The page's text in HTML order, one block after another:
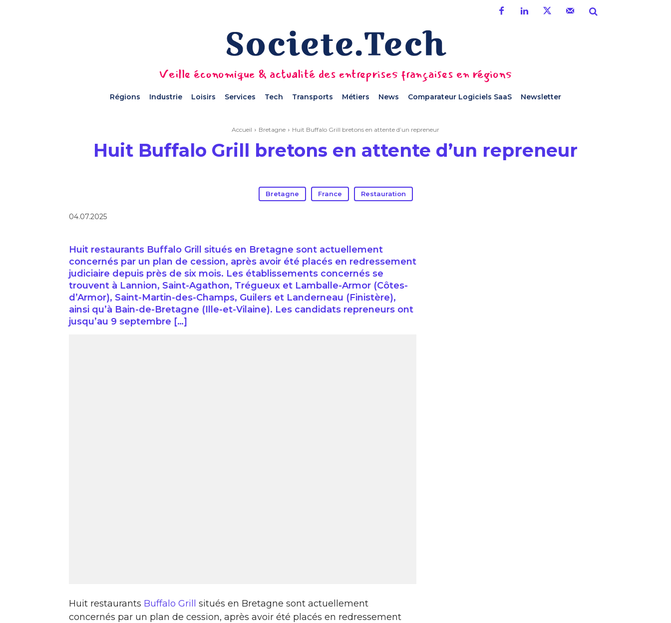
Veille économique & actualité des entreprises françaises en régions
Régions Industrie Loisirs Services Tech Transports Métiers News Comparateur Logiciels SaaS Newsletter
Accueil Bretagne Huit Buffalo Grill bretons en attente d’un repreneur
Huit Buffalo Grill bretons en attente d’un repreneur
Bretagne France Restauration
04.07.2025
Huit restaurants Buffalo Grill situés en Bretagne sont actuellement
concernés par un plan de cession, après avoir été placés en redressement
judiciaire depuis près de six mois. Les établissements concernés se
trouvent à Lannion, Saint-Agathon, Trégueux et Lamballe-Armor (Côtes-
d’Armor), Saint-Martin-des-Champs, Guilers et Landerneau (Finistère),
ainsi qu’à Bain-de-Bretagne (Ille-et-Vilaine). Les candidats repreneurs ont
jusqu’au 9 septembre […]
Huit restaurants Buffalo Grill
situés en Bretagne sont actuellement
concernés par un plan de cession, après avoir été placés en redressement